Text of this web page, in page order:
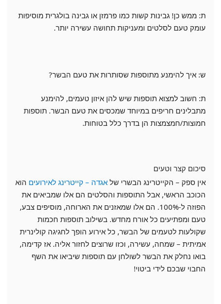
ת: ממש כן! גבינות קשות כמו פרמזן או גבינה בולגרית מוסיפות
עומק טעם לסלטים ומעניקות תחושה עשירה יותר.
ש: איך להימנע מתוספות שסותרות את טעם הבשר?
ת: חשוב למצוא תוספות שיש להן איזון טעמים, להימנע
מתבלינים חריפים במיוחד שמכסים את טעם הבשר. תוספות
חמוצות/חמצמצות הן בדרך כלל בטוחות.
סיכום קצר וטעים
אין ספק – הקייטרינג הבשרי של אגדה – קייטרינג לאירועים הוא
הכוכב הראשי, אבל התוספות והסלטים הם אלו שמביאים את
הפוזה ל-100%. הם אלו שמאזנים את הארוחה, מוסיפים צבע,
טעם ומפתיעים כל אורח מחדש. בשילוב תוספות חכמות
שקולעות לטעמים של הבשר, כל אירוע הופך לחגיגה קולינרית
אמיתית – שמחה, עשירה, וכזו שרוצים לחזור אליה. אז קדימה,
בואו נחלק את הבשר לשולחן עם תוספות שיביאו את השף
החבוי שבכם לידי ביטוי!